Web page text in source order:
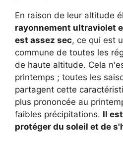
En raison de leur altitude
rayonnement ultraviolet
est assez sec, ce qui est
commune de toutes les
de haute altitude. Cela
printemps ; toutes les
partagent cette
plus prononcée au
faibles précipitations. Il
protéger du soleil et de